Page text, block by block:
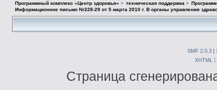
Программный комплекс «Центр здоровья» > техническая поддержка >
Информационное письмо №328-29 от 5 марта 2010 г. В органы управления
SMF 2.0.3|
XHTML
Страница